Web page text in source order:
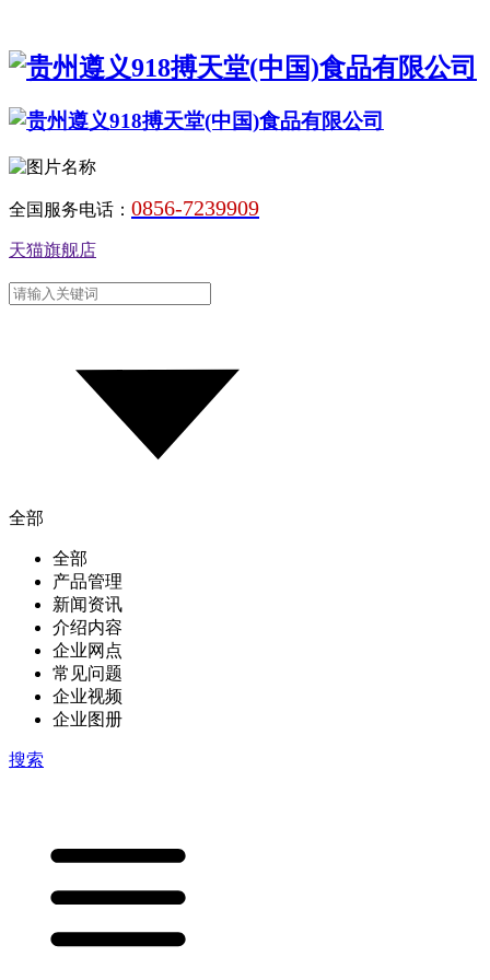
全国服务电话： 0856-7239909
天猫旗舰店
全部
全部
产品管理
新闻资讯
介绍内容
企业网点
常见问题
企业视频
企业图册
搜索